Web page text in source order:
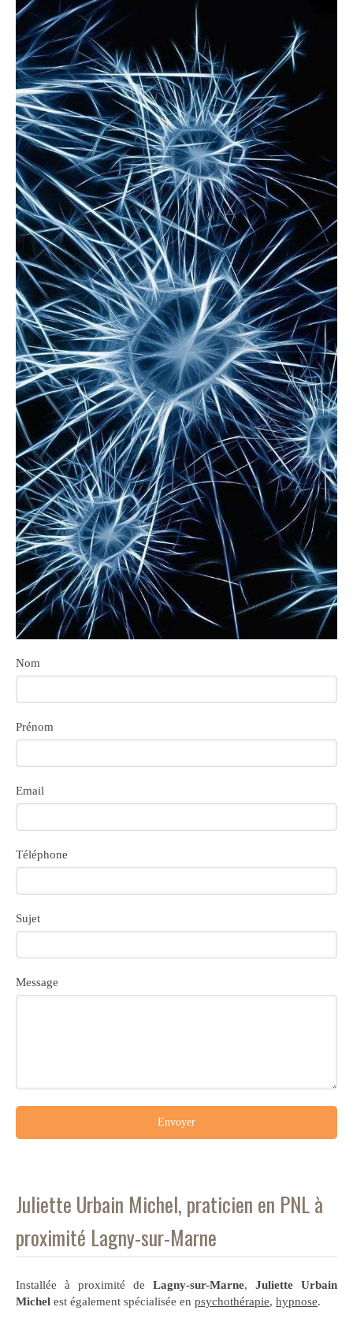
Nom
Prénom
Email
Téléphone
Sujet
Message
Envoyer
Juliette Urbain Michel, praticien en PNL à
proximité Lagny-sur-Marne
Installée à proximité de Lagny-sur-Marne, Juliette Urbain
Michel est également spécialisée en psychothérapie, hypnose.